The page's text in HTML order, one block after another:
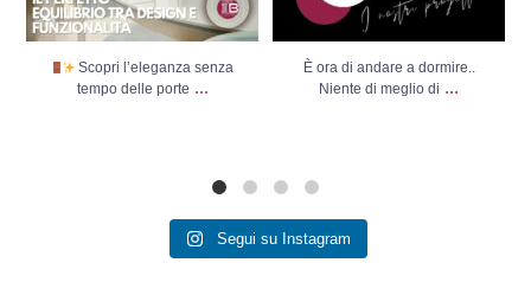
Scopri l’eleganza senza
tempo delle porte ...
È ora di andare a dormire..
Niente di meglio di ...
Segui su Instagram